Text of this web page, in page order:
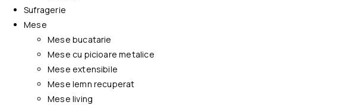
Sufragerie
Mese
Mese bucatarie
Mese cu picioare metalice
Mese extensibile
Mese lemn recuperat
Mese living